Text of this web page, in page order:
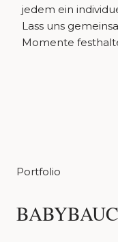
jedem ein
Lass uns
Momente
Portfolio